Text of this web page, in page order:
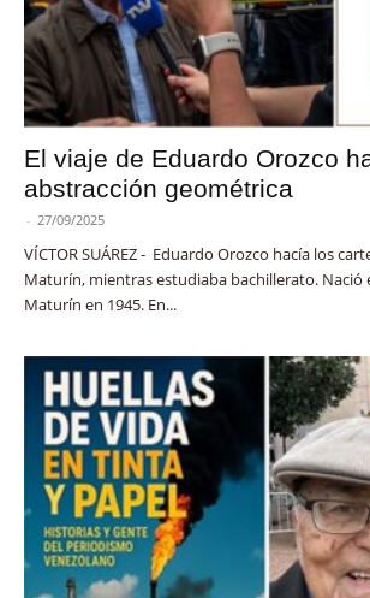
El viaje de Eduardo Orozco
abstracción geométrica
- 27/09/2025
VÍCTOR SUÁREZ - Eduardo Orozco hacía los
Maturín, mientras estudiaba bachillerato. Nació
Maturín en 1945. En...